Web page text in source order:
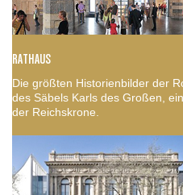
RATHAUS
Die größten Historienbilder der
des Säbels Karls des Großen,
der Reichskrone.